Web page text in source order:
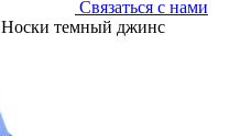
Связаться с нами
Носки темный джинс